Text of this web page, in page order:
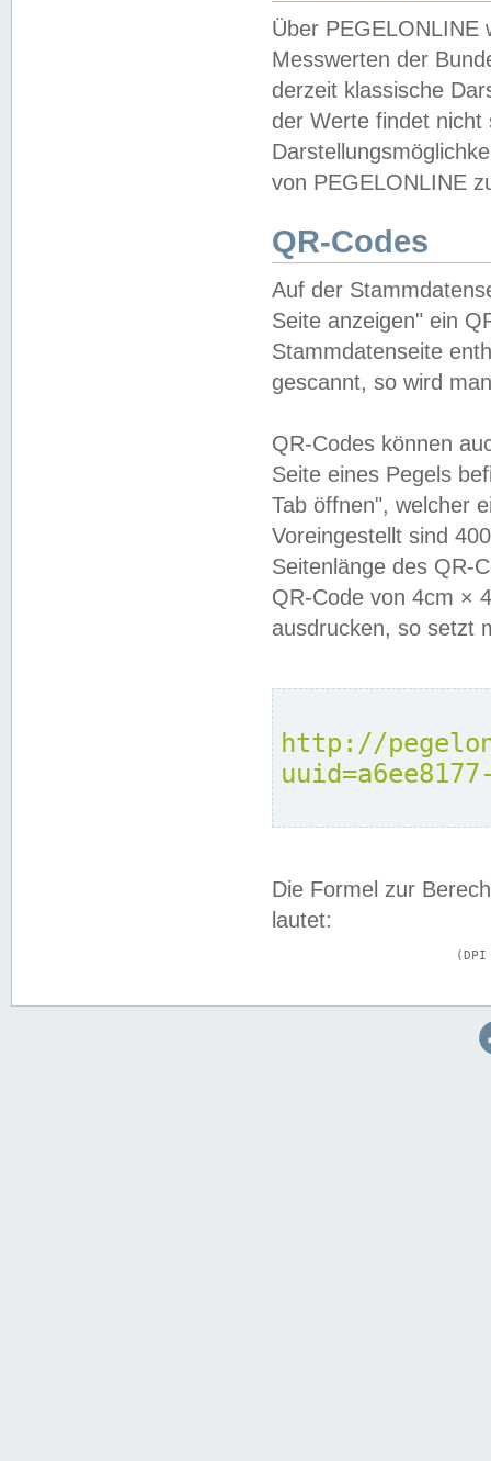
Über PEGELONLINE
Messwerten der
derzeit klassische
der Werte findet
von PEGELONLINE
QR-Codes
Auf der
Seite anzeigen" ein
Stammdatenseite
gescannt, so wird
QR-Codes können
Seite eines Pegels
Tab öffnen", welcher
Voreingestellt sind
Seitenlänge des QR-
QR-Code von 4cm ×
ausdrucken, so setzt
http://
Die Formel zur
lautet: